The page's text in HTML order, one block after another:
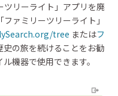
ツリーライト」アプリを廃
ァミリーツリーライト」
tree またはフ
史の旅を続けることをお勧
機器で使用できます。